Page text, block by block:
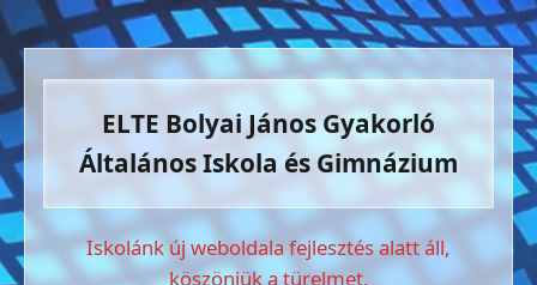
ELTE Bolyai János Gyakorló
Általános Iskola és Gimnázium
Iskolánk új weboldala fejlesztés alatt áll,
köszönjük a türelmet.